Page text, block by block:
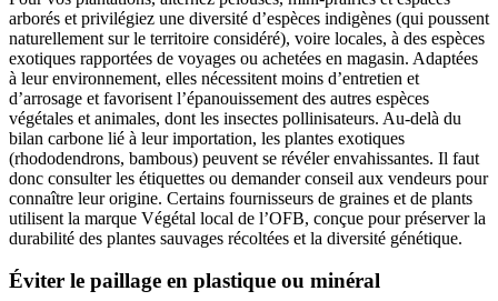
arborés et privilégiez une diversité d’espèces indigènes (qui poussent
naturellement sur le territoire considéré), voire locales, à des espèces
exotiques rapportées de voyages ou achetées en magasin. Adaptées
à leur environnement, elles nécessitent moins d’entretien et
d’arrosage et favorisent l’épanouissement des autres espèces
végétales et animales, dont les insectes pollinisateurs. Au-delà du
bilan carbone lié à leur importation, les plantes exotiques
(rhododendrons, bambous) peuvent se révéler envahissantes. Il faut
donc consulter les étiquettes ou demander conseil aux vendeurs pour
connaître leur origine. Certains fournisseurs de graines et de plants
utilisent la marque Végétal local de l’OFB, conçue pour préserver la
durabilité des plantes sauvages récoltées et la diversité génétique.
Éviter le paillage en plastique ou minéral